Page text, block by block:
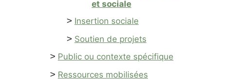
et sociale
> Insertion sociale
> Soutien de projets
> Public ou contexte spécifique
> Ressources mobilisées